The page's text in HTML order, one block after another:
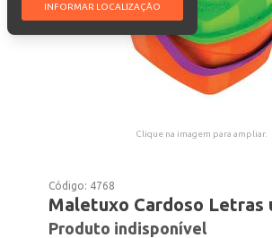
INFORMAR LOCALIZAÇÃO
Clique na imagem para ampliar.
Código: 4768
Maletuxo Cardoso Letras
Produto indisponível